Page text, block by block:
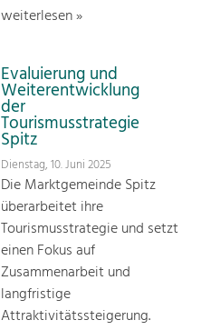
weiterlesen »
Evaluierung und
Weiterentwicklung
der
Tourismusstrategie
Spitz
Dienstag, 10. Juni 2025
Die Marktgemeinde Spitz
überarbeitet ihre
Tourismusstrategie und setzt
einen Fokus auf
Zusammenarbeit und
langfristige
Attraktivitätssteigerung.